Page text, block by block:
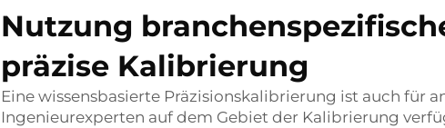
Nutzung
präzise Kalibrierung
Eine wissensbasierte Präzisionskalibrierung ist auch für
Ingenieurexperten auf dem Gebiet der Kalibrierung